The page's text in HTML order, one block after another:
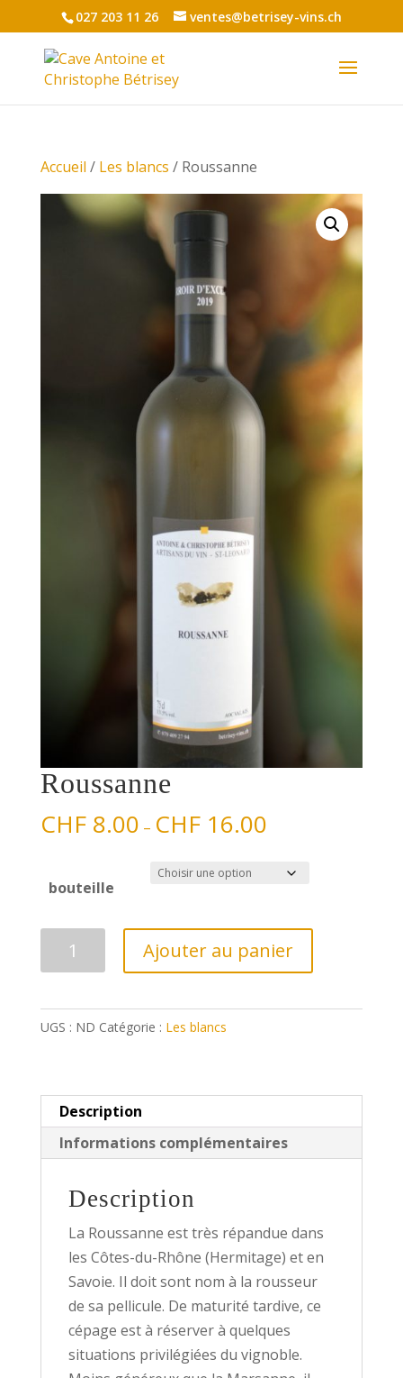
027 203 11 26 ventes@betrisey-vins.ch
Accueil / Les blancs / Roussanne
Roussanne
CHF8.00 – CHF16.00
bouteille
Ajouter au panier
UGS : ND Catégorie : Les blancs
Description
Informations complémentaires
Description
La Roussanne est très répandue dans
les Côtes-du-Rhône (Hermitage) et en
Savoie. Il doit sont nom à la rousseur
de sa pellicule. De maturité tardive, ce
cépage est à réserver à quelques
situations privilégiées du vignoble.